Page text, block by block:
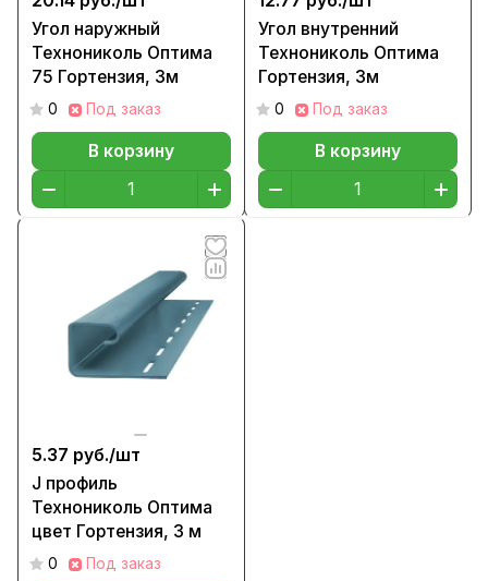
Угол наружный
Технониколь Оптима
75 Гортензия, 3м
0 Под заказ
В корзину
Угол внутренний
Технониколь Оптима
Гортензия, 3м
0 Под заказ
В корзину
5.37 руб./шт
J профиль
Технониколь Оптима
цвет Гортензия, 3 м
0 Под заказ